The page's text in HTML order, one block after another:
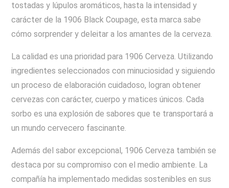
tostadas y lúpulos aromáticos, hasta la intensidad y
carácter de la 1906 Black Coupage, esta marca sabe
cómo sorprender y deleitar a los amantes de la cerveza.
La calidad es una prioridad para 1906 Cerveza. Utilizando
ingredientes seleccionados con minuciosidad y siguiendo
un proceso de elaboración cuidadoso, logran obtener
cervezas con carácter, cuerpo y matices únicos. Cada
sorbo es una explosión de sabores que te transportará a
un mundo cervecero fascinante.
Además del sabor excepcional, 1906 Cerveza también se
destaca por su compromiso con el medio ambiente. La
compañía ha implementado medidas sostenibles en sus